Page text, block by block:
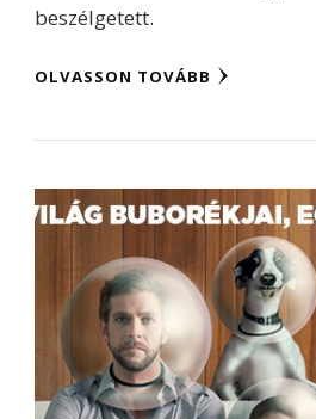
beszélgetett.
OLVASSON TOVÁBB